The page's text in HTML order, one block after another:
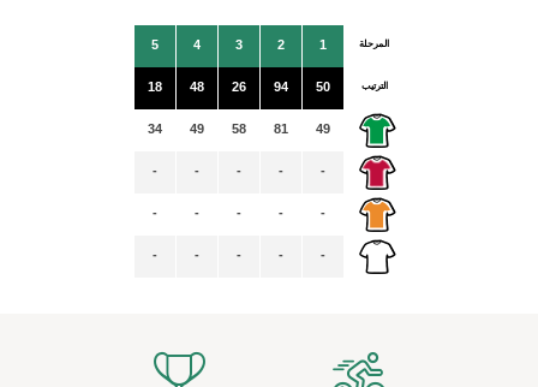
المرحلة
الترتيب
1
50
49
-
-
-
2
94
81
-
-
-
3
26
58
-
-
-
4
48
49
-
-
-
5
18
34
-
-
-